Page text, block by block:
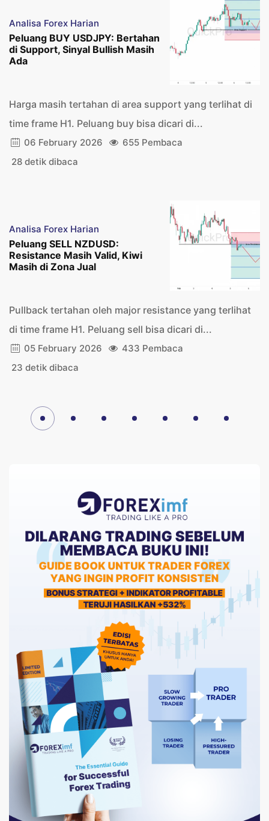
Analisa Forex Harian
Peluang BUY USDJPY: Bertahan
di Support, Sinyal Bullish Masih
Ada
Harga masih tertahan di area support yang terlihat di
time frame H1. Peluang buy bisa dicari di...
06 February 2026
655 Pembaca
28 detik dibaca
Analisa Forex Harian
Peluang SELL NZDUSD:
Resistance Masih Valid, Kiwi
Masih di Zona Jual
Pullback tertahan oleh major resistance yang terlihat
di time frame H1. Peluang sell bisa dicari di...
05 February 2026
433 Pembaca
23 detik dibaca